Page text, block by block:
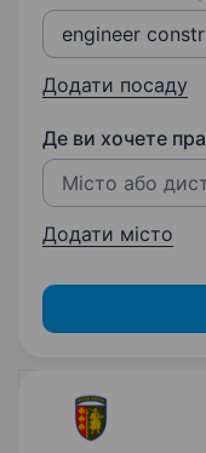
Додати посаду
Де ви хочете
Додати місто